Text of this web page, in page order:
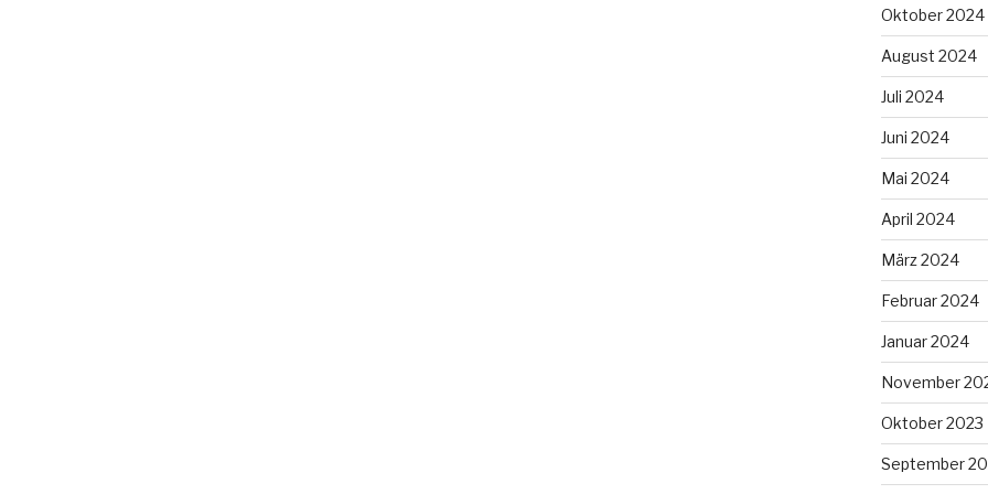
Oktober 2024
August 2024
Juli 2024
Juni 2024
Mai 2024
April 2024
März 2024
Februar 2024
Januar 2024
November
Oktober 2023
September